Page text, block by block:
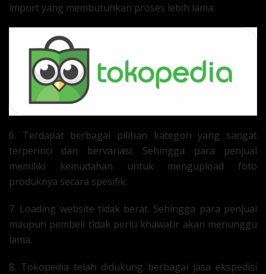
import yang membutuhkan proses lebih lama.
6. Terdapat berbagai pilihan kategori yang sangat
terperinci dan bervariasi. Sehingga para penjual
memiliki kemudahan untuk mengupload foto
produknya secara spesifik.
7. Loading website tidak berat. Sehingga para penjual
maupun pembeli tidak perlu khawatir akan menunggu
lama.
8. Tokopedia telah didukung berbagai jasa ekspedisi